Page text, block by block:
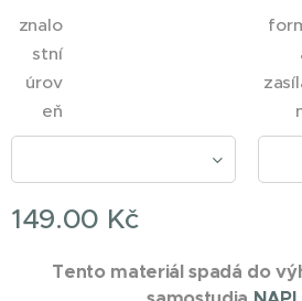
znalo
stní
úrov
eň
149.00 Kč
Tento materiál spadá do